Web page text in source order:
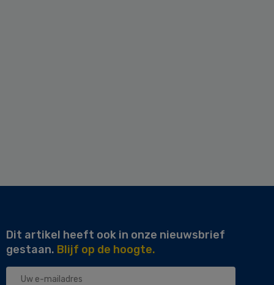
Dit artikel heeft ook in onze nieuwsbrief
gestaan. Blijf op de hoogte.
Uw